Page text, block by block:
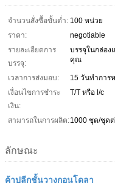
จำนวนสั่งซื้อขั้นต่ำ: 100 หน่วย
ราคา:
negotiable
รายละเอียดการ
บรรจุ:
บรรจุในกล่อ
คุณ
เวลาการส่งมอบ:
15 วันทำการ
เงื่อนไขการชำระ
เงิน:
T/T หรือ l/c
สามารถในการผลิต:1000 ชุด/ชุด
ลักษณะ
ค้าปลีกชั้นวางกอนโดลา